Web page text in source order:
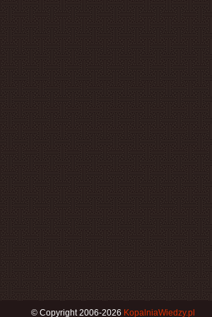
© Copyright 2006-2026 KopalniaWiedzy.pl